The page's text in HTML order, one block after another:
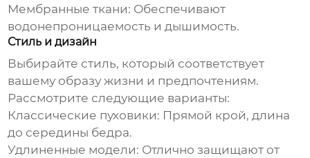
Мембранные ткани: Обеспечивают
водонепроницаемость и дышимость.
Стиль и дизайн
Выбирайте стиль, который соответствует
вашему образу жизни и предпочтениям.
Рассмотрите следующие варианты:
Классические пуховики: Прямой крой, длина
до середины бедра.
Удлиненные модели: Отлично защищают от